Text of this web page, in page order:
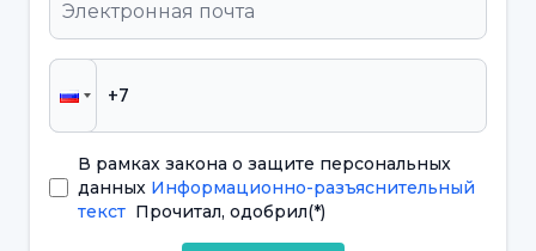
Кто такой педодонт (детский
Педодонт - это стоматолог,
специализирующийся на детской
стоматологии и занимающийся здоровьем
полости рта и зубов детей от младенчества
В рамках закона о защите персональных
данных Информационно-разъяснительный
текст Прочитал, одобрил(*)